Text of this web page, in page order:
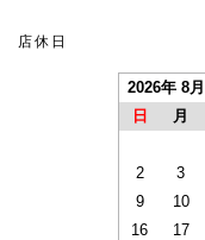
店休日
2026年 8月
日
月
2
3
9
10
16
17